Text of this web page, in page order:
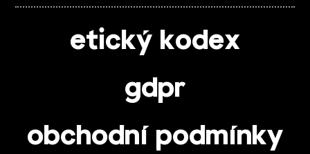
etický kodex
gdpr
obchodní podmínky